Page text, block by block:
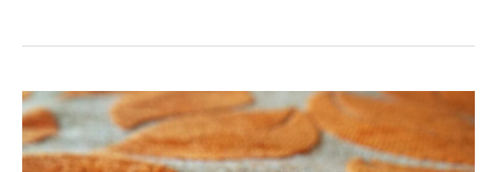
Teppichboden
für
Allergiker